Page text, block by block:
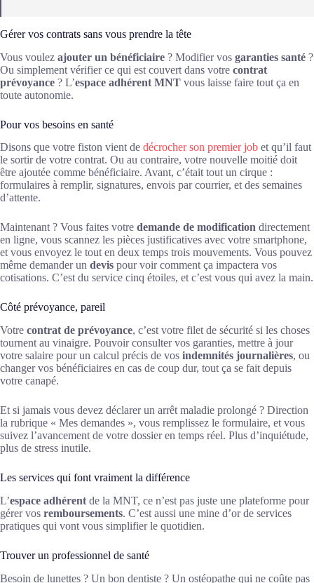
Gérer vos contrats sans vous prendre la tête
Vous voulez ajouter un bénéficiaire ? Modifier vos garanties santé ?
Ou simplement vérifier ce qui est couvert dans votre contrat
prévoyance ? L’espace adhérent MNT vous laisse faire tout ça en
toute autonomie.
Pour vos besoins en santé
Disons que votre fiston vient de décrocher son premier job et qu’il faut
le sortir de votre contrat. Ou au contraire, votre nouvelle moitié doit
être ajoutée comme bénéficiaire. Avant, c’était tout un cirque :
formulaires à remplir, signatures, envois par courrier, et des semaines
d’attente.
Maintenant ? Vous faites votre demande de modification directement
en ligne, vous scannez les pièces justificatives avec votre smartphone,
et vous envoyez le tout en deux temps trois mouvements. Vous pouvez
même demander un devis pour voir comment ça impactera vos
cotisations. C’est du service cinq étoiles, et c’est vous qui avez la main.
Côté prévoyance, pareil
Votre contrat de prévoyance, c’est votre filet de sécurité si les choses
tournent au vinaigre. Pouvoir consulter vos garanties, mettre à jour
votre salaire pour un calcul précis de vos indemnités journalières, ou
changer vos bénéficiaires en cas de coup dur, tout ça se fait depuis
votre canapé.
Et si jamais vous devez déclarer un arrêt maladie prolongé ? Direction
la rubrique « Mes demandes », vous remplissez le formulaire, et vous
suivez l’avancement de votre dossier en temps réel. Plus d’inquiétude,
plus de stress inutile.
Les services qui font vraiment la différence
L’espace adhérent de la MNT, ce n’est pas juste une plateforme pour
gérer vos remboursements. C’est aussi une mine d’or de services
pratiques qui vont vous simplifier le quotidien.
Trouver un professionnel de santé
Besoin de lunettes ? Un bon dentiste ? Un ostéopathe qui ne coûte pas